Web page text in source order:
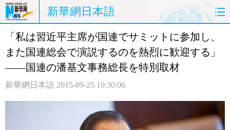
新華網日本語
ホームページ 政治 経済
社会 文化 エンタメ
観光 評論
「私は習近平主席が国連でサミットに参加し、
また国連総会で演説するのを熱烈に歓迎する」
――国連の潘基文事務総長を特別取材
新華網日本語 2015-09-25 10:30:06